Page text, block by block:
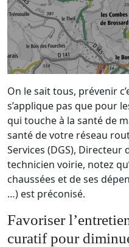
On le sait tous, prévenir
s’applique pas que pour
qui touche à la santé de
santé de votre réseau
Services (DGS), Directeur
technicien voirie, notez
chaussées et de ses
…) est préconisé.
Favoriser
curatif pour